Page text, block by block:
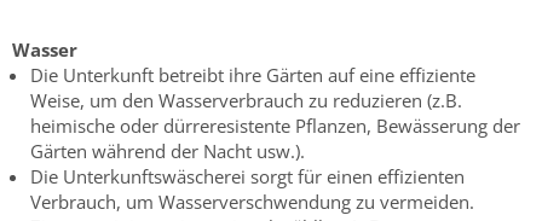
Wasser
Die Unterkunft betreibt ihre Gärten auf eine effiziente
Weise, um den Wasserverbrauch zu reduzieren (z.B.
heimische oder dürreresistente Pflanzen, Bewässerung der
Gärten während der Nacht usw.).
Die Unterkunftswäscherei sorgt für einen effizienten
Verbrauch, um Wasserverschwendung zu vermeiden.